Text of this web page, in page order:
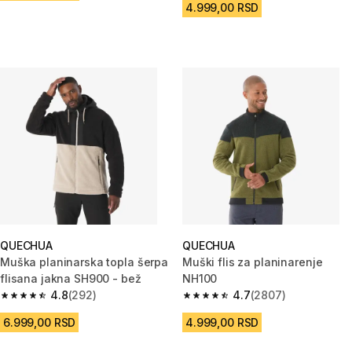
4.999,00 RSD
QUECHUA
Muška planinarska topla šerpa
flisana jakna SH900 - bež
4.8
4.8 od 5 zvezdica from 292 Recenzije
(292)
6.999,00 RSD
QUECHUA
Muški flis za planinarenje
NH100
4.7
4.7 od 5 zvezdica from 2807
(2807)
4.999,00 RSD